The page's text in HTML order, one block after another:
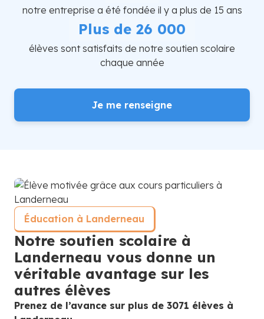
notre entreprise a été fondée il y a plus de 15 ans
Plus de 26 000
élèves sont satisfaits de notre soutien scolaire
chaque année
Je me renseigne
Éducation à Landerneau
Notre soutien scolaire à
Landerneau vous donne un
véritable avantage sur les
autres élèves
Prenez de l’avance sur plus de 3071 élèves à